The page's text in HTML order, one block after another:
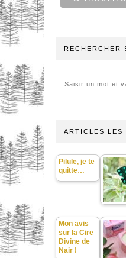
RECHERCHER
ARTICLES LES
Pilule, je te
quitte…
Mon avis
sur la Cire
Divine de
Nair !